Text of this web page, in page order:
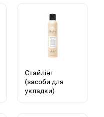
Стайлінг
(засоби для
укладки)